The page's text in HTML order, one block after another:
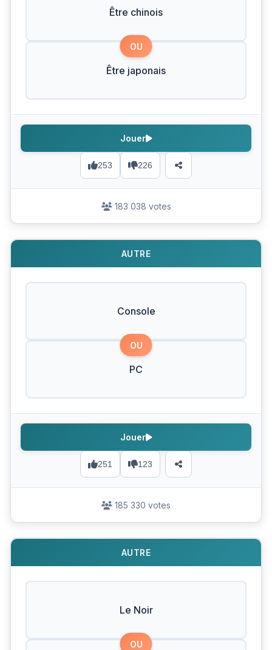
Être chinois
OU
Être japonais
253 226
Jouer
183 038 votes
AUTRE
Console
OU
PC
251 123
Jouer
185 330 votes
AUTRE
Le Noir
OU